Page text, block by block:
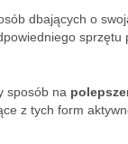
dbających o
sprzętu
sposób na
z tych form